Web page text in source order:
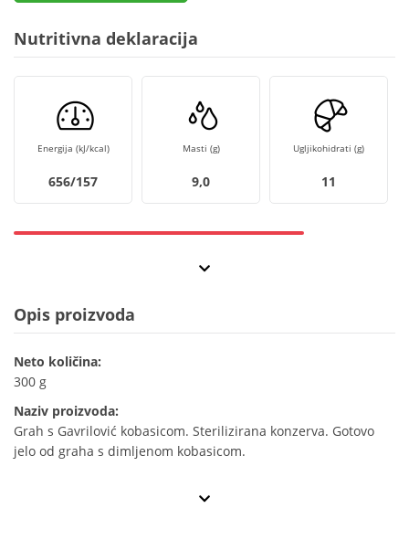
Nutritivna deklaracija
Energija (kJ/kcal)
656/157
Masti (g)
9,0
Ugljikohidrati (g)
11
Opis proizvoda
Neto količina:
300 g
Naziv proizvoda:
Grah s Gavrilović kobasicom. Sterilizirana konzerva. Gotovo
jelo od graha s dimljenom kobasicom.